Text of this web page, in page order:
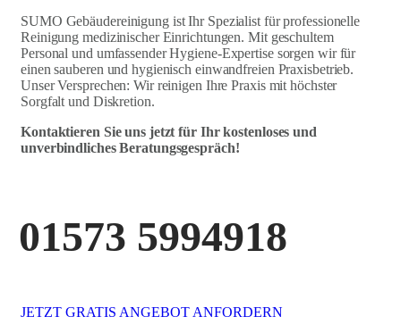
SUMO Gebäudereinigung ist Ihr Spezialist für professionelle
Reinigung medizinischer Einrichtungen. Mit geschultem
Personal und umfassender Hygiene-Expertise sorgen wir für
einen sauberen und hygienisch einwandfreien Praxisbetrieb.
Unser Versprechen: Wir reinigen Ihre Praxis mit höchster
Sorgfalt und Diskretion.
Kontaktieren Sie uns jetzt für Ihr kostenloses und
unverbindliches Beratungsgespräch!
01573 5994918
JETZT GRATIS ANGEBOT ANFORDERN